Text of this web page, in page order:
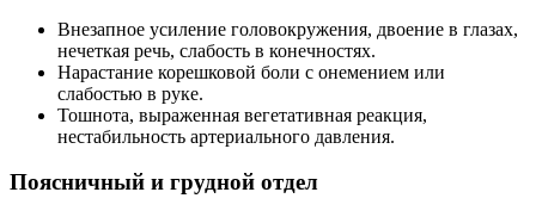
Внезапное усиление головокружения, двоение в глазах,
нечеткая речь, слабость в конечностях.
Нарастание корешковой боли с онемением или
слабостью в руке.
Тошнота, выраженная вегетативная реакция,
нестабильность артериального давления.
Поясничный и грудной отдел